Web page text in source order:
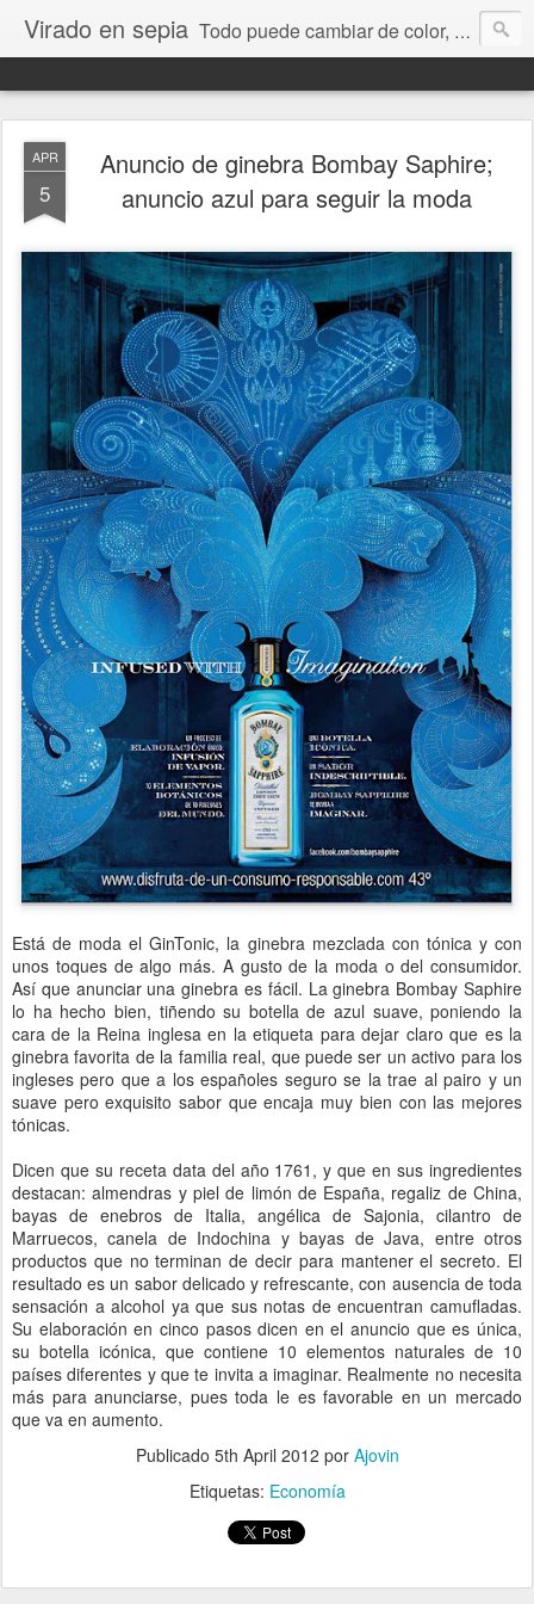
Virado en sepia Todo puede cambiar de color, depende de nosotros y de nuestra capacidad para aprender a mirar. Hablamos de sociedad, economía, empresa, política, RRHH, formación. De Historia reciente, de educación y de temas sociales.
APR
5
Anuncio de ginebra Bombay Saphire;
anuncio azul para seguir la moda
Está de moda el GinTonic, la ginebra mezclada con tónica y con
unos toques de algo más. A gusto de la moda o del consumidor.
Así que anunciar una ginebra es fácil. La ginebra Bombay Saphire
lo ha hecho bien, tiñendo su botella de azul suave, poniendo la
cara de la Reina inglesa en la etiqueta para dejar claro que es la
ginebra favorita de la familia real, que puede ser un activo para los
ingleses pero que a los españoles seguro se la trae al pairo y un
suave pero exquisito sabor que encaja muy bien con las mejores
tónicas.
Dicen que su receta data del año 1761, y que en sus ingredientes
destacan: almendras y piel de limón de España, regaliz de China,
bayas de enebros de Italia, angélica de Sajonia, cilantro de
Marruecos, canela de Indochina y bayas de Java, entre otros
productos que no terminan de decir para mantener el secreto. El
resultado es un sabor delicado y refrescante, con ausencia de toda
sensación a alcohol ya que sus notas de encuentran camufladas.
Su elaboración en cinco pasos dicen en el anuncio que es única,
su botella icónica, que contiene 10 elementos naturales de 10
países diferentes y que te invita a imaginar. Realmente no necesita
más para anunciarse, pues toda le es favorable en un mercado
que va en aumento.
Publicado 5th April 2012 por Ajovin
Etiquetas: Economía